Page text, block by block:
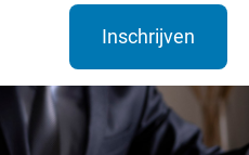
Inschrijven